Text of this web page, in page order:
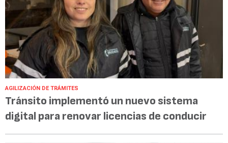
AGILIZACIÓN DE TRÁMITES
Tránsito implementó un nuevo sistema
digital para renovar licencias de conducir